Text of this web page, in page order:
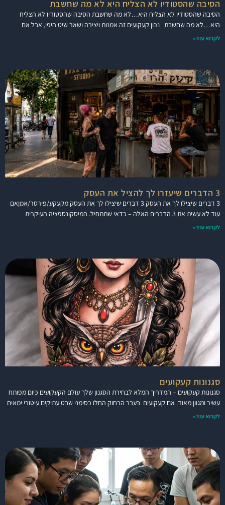
הסיבה שהסטודיו לא הצליח היא לא מה שחשבת
הסיבה שהסטודיו לא הצליח היא…לא מה שחשבת הסיבה שהסטודיו לא הצליח
היא…לא מה שחשבת נכון קעקועים זה אמנות ויצירה ושאר שיט היפי, אבל אם
לקרוא עוד»
3 הדברים שיעזרו לך להציל את העסק
3 דברים שיצילו לך את העסק 3 דברים שיצילו לך את העסק מקעקע/פירסר/אמןאם
עוד לא עשית את 3 הדברים האלה – כדאי שתתחיל. המיסקונספציה העיקרית
לקרוא עוד»
סגנונות קעקועים
סגנונות קעקועים – המדריך המלא לבחירת הסגנון שלך עולם הקעקועים כיום מפותח
עשיר ומגוון מאוד. אם קעקועים בעבר הרחוק החלו כסימני שבט עתיקים עיטורי ימאים
לקרוא עוד»